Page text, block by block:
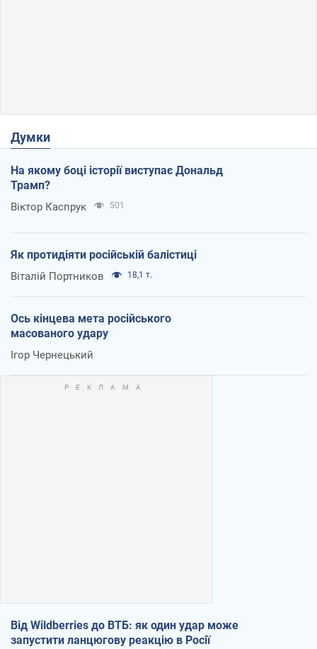
Думки
На якому боці історії виступає Дональд
Трамп?
Віктор Каспрук 501
Як протидіяти російській балістиці
Віталій Портников 18,1 т.
Ось кінцева мета російського
масованого удару
Ігор Чернецький
Від Wildberries до ВТБ: як один удар може
запустити ланцюгову реакцію в Росії